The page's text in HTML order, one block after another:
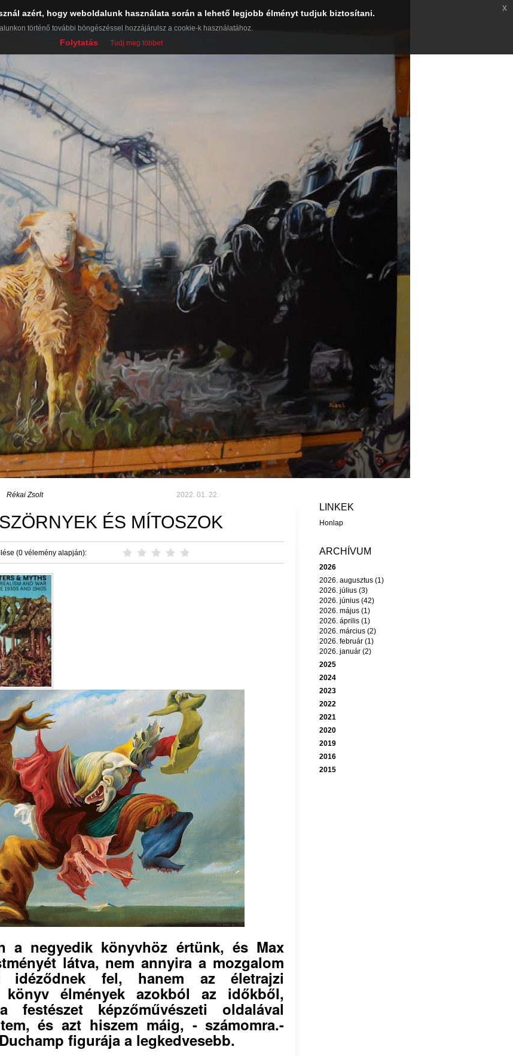
Rékai Zsolt 2022. 01. 22.
SZÖRNYEK ÉS MÍTOSZOK
(0 vélemény alapján):
a negyedik könyvhöz értünk, és Max
látva, nem annyira a mozgalom
idéződnek fel, hanem az életrajzi
könyv élmények azokból az időkből,
festészet képzőművészeti oldalával
és azt hiszem máig, - számomra.-
figurája a legkedvesebb.
LINKEK
Honlap
ARCHÍVUM
2026
2026. augusztus (1)
2026. július (3)
2026. június (42)
2026. május (1)
2026. április (1)
2026. március (2)
2026. február (1)
2026. január (2)
2025
2024
2023
2022
2021
2020
2019
2016
2015
azért, hogy weboldalunk használata során a lehető legjobb élményt tudjuk biztosítani.
történő további böngészéssel hozzájárulsz a cookie-k használatához.
Folytatás Tudj meg többet
x